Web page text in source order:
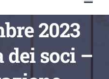
2023
dei soci –